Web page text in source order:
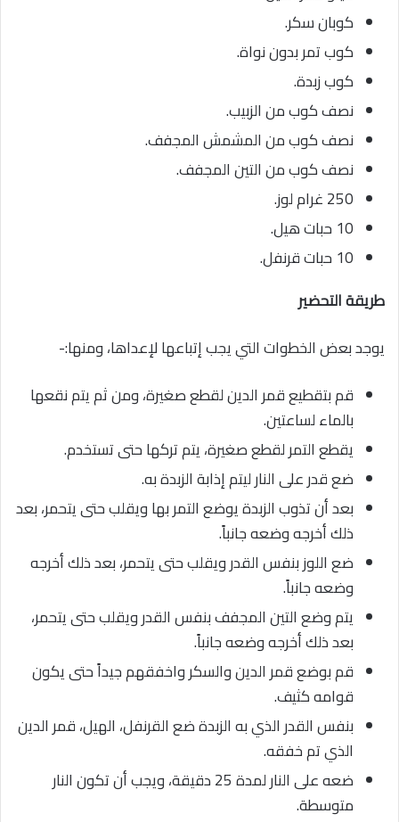
كوبان سكر.
كوب تمر بدون نواة.
كوب زبدة.
نصف كوب من الزبيب.
نصف كوب من المشمش المجفف.
نصف كوب من التين المجفف.
250 غرام لوز.
10 حبات هيل.
10 حبات قرنفل.
طريقة التحضير
يوجد بعض الخطوات التي يجب إتباعها لإعداها، ومنها:-
قم بتقطيع قمر الدين لقطع صغيرة، ومن ثم يتم نقعها
بالماء لساعتين.
يقطع التمر لقطع صغيرة، يتم تركها حتى تستخدم.
ضع قدر على النار ليتم إذابة الزبدة به.
بعد أن تذوب الزبدة يوضع التمر بها ويقلب حتى يتحمر، بعد
ذلك أخرجه وضعه جانباً.
ضع اللوز بنفس القدر ويقلب حتى يتحمر، بعد ذلك أخرجه
وضعه جانباً.
يتم وضع التين المجفف بنفس القدر ويقلب حتى يتحمر،
بعد ذلك أخرجه وضعه جانباً.
قم بوضع قمر الدين والسكر واخفقهم جيداً حتى يكون
قوامه كثيف.
بنفس القدر الذي به الزبدة ضع القرنفل، الهيل، قمر الدين
الذي تم خفقه.
ضعه على النار لمدة 25 دقيقة، ويجب أن تكون النار
متوسطة.